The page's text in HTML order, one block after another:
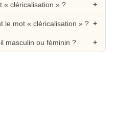
« cléricalisation » ?
le mot « cléricalisation » ?
masculin ou féminin ?